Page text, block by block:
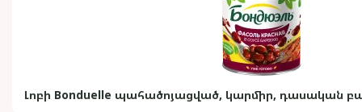
Լոբի Bonduelle պահածոյացված, կարմիր, դասական